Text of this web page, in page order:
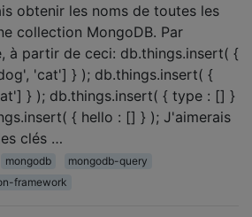
obtenir les noms de toutes les
collection MongoDB. Par
à partir de ceci: db.things.insert( {
'cat'] } ); db.things.insert( {
} ); db.things.insert( { type : [] }
{ hello : [] } ); J'aimerais
clés …
mongodb
mongodb-query
framework